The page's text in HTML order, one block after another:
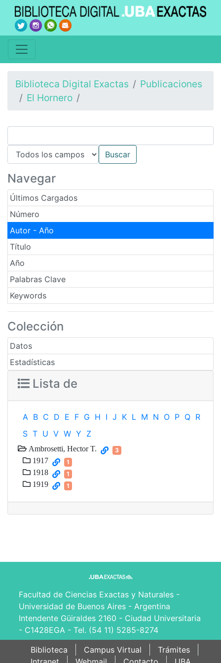
Biblioteca Digital Exactas
Publicaciones
El Hornero
Navegar
Últimos Cargados
Número
Autor - Año
Título
Año
Palabras Clave
Keywords
Colección
Datos
Estadísticas
Lista de
A B C D E F G H I J K L M N O P Q R
S T U V W Y Z
Ambrosetti, Hector T. 3
1917 1
1918 1
1919 1
Facultad de Ciencias Exactas y Naturales -
Universidad de Buenos Aires - Argentina
Intendente Güiraldes 2160 - Ciudad Universitaria
- C1428EGA - Tel. (54 11) 5285-8274
Biblioteca
Campus Virtual
Trámites